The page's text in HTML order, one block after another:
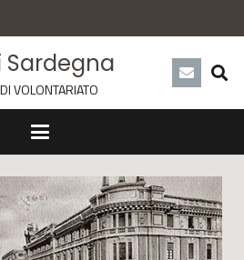
Sardegna
VOLONTARIATO